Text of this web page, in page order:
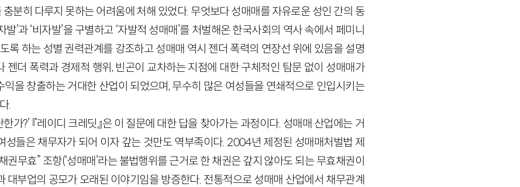
분히 다루지 못하는 어려움에 처해 있었다. 무엇보다 성매매를 자유로운 성인 간의 동
발’과 ‘비자발’을 구별하고 ‘자발적 성매매’를 처벌해온 한국사회의 역사 속에서 페미니
록 하는 성별 권력관계를 강조하고 성매매 역시 젠더 폭력의 연장선 위에 있음을 설명
젠더 폭력과 경제적 행위, 빈곤이 교차하는 지점에 대한 구체적인 탐문 없이 성매매가
을 창출하는 거대한 산업이 되었으며, 무수히 많은 여성들을 연쇄적으로 인입시키는
.
가?’ 『레이디 크레딧』은 이 질문에 대한 답을 찾아가는 과정이다. 성매매 산업에는 거
성들은 채무자가 되어 이자 갚는 것만도 역부족이다. 2004년 제정된 성매매처벌법 제
권무효” 조항(‘성매매’라는 불법행위를 근거로 한 채권은 갚지 않아도 되는 무효채권이
대부업의 공모가 오래된 이야기임을 방증한다. 전통적으로 성매매 산업에서 채무관계